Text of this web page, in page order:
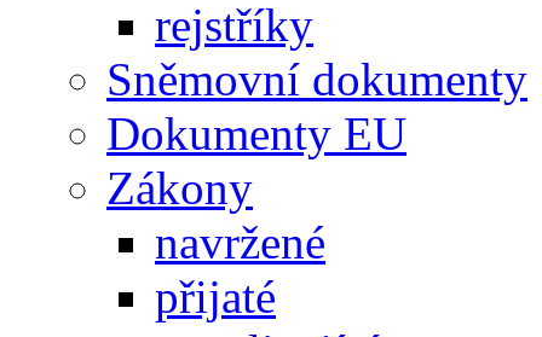
rejstříky
Sněmovní dokumenty
Dokumenty EU
Zákony
navržené
přijaté